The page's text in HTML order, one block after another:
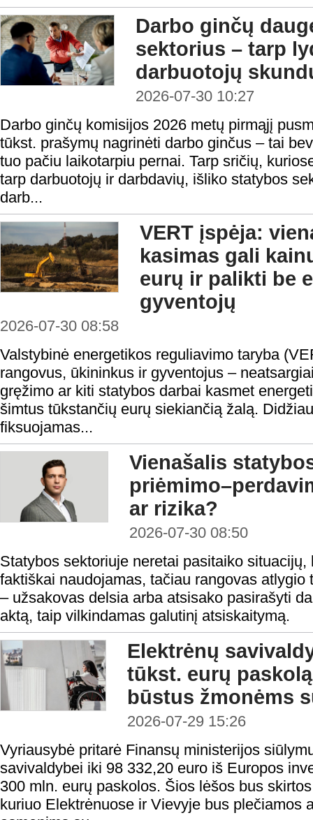
Darbo ginčų
sektorius – tarp
darbuotojų
2026-07-30 10:27
Darbo ginčų komisijos 2026 metų pirmąjį
tūkst. prašymų nagrinėti darbo ginčus – tai
tuo pačiu laikotarpiu pernai. Tarp sričių,
tarp darbuotojų ir darbdavių, išliko statybos
darb...
VERT įspėja:
kasimas gali
eurų ir palikti be
gyventojų
2026-07-30 08:58
Valstybinė energetikos reguliavimo taryba
rangovus, ūkininkus ir gyventojus –
gręžimo ar kiti statybos darbai kasmet
šimtus tūkstančių eurų siekiančią žalą.
fiksuojamas...
Vienašalis
ar rizika?
2026-07-30 08:50
Statybos sektoriuje neretai pasitaiko
faktiškai naudojamas, tačiau rangovas
– užsakovas delsia arba atsisako pasirašyti
aktą, taip vilkindamas galutinį atsiskaitymą.
Elektrėnų
tūkst. eurų
būstus žmonėms
2026-07-29 15:26
Vyriausybė pritarė Finansų ministerijos
savivaldybei iki 98 332,20 euro iš Europos
300 mln. eurų paskolos. Šios lėšos bus
kuriuo Elektrėnuose ir Vievyje bus plečiamos